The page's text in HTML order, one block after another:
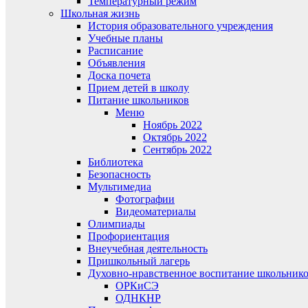
Школьная жизнь
История образовательного учреждения
Учебные планы
Расписание
Объявления
Доска почета
Прием детей в школу
Питание школьников
Меню
Ноябрь 2022
Октябрь 2022
Сентябрь 2022
Библиотека
Безопасность
Мультимедиа
Фотографии
Видеоматериалы
Олимпиады
Профориентация
Внеучебная деятельность
Пришкольный лагерь
Духовно-нравственное воспитание
ОРКиСЭ
ОДНКНР